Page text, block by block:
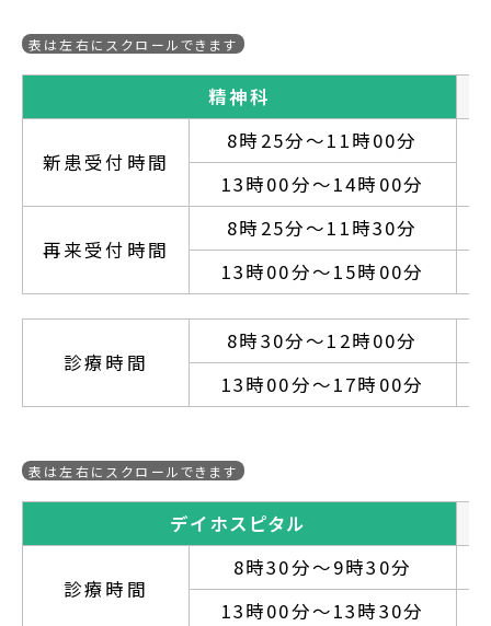
精神科
新患受付時間
8時25分～11時00分
13時00分～14時00分
再来受付時間
8時25分～11時30分
13時00分～15時00分
診療時間
8時30分～12時00分
13時00分～17時00分
デイホスピタル
診療時間
8時30分～9時30分
13時00分～13時30分